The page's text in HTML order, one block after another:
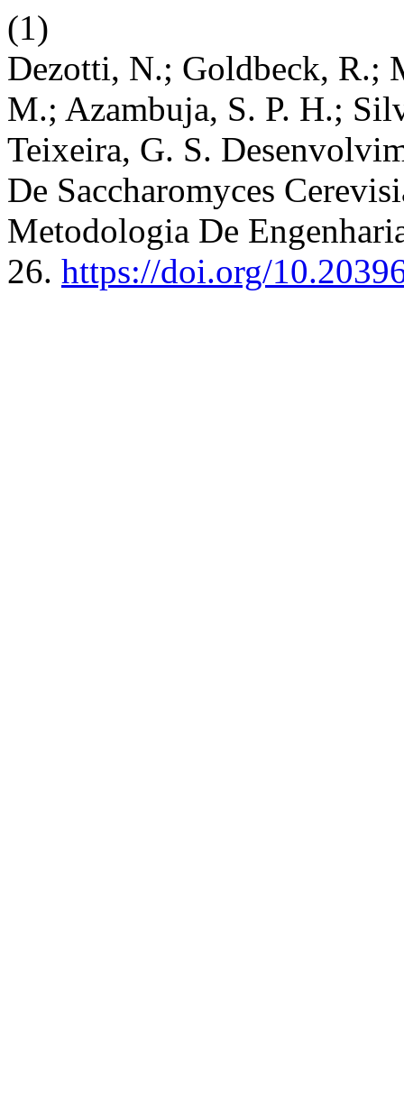
(1)
Dezotti, N.; Goldbeck, R.;
M.; Azambuja, S. P. H.;
Teixeira, G. S.
De Saccharomyces
Metodologia De
26. https://doi.org/